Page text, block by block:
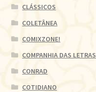
CLÁSSICOS
COLETÂNEA
COMIXZONE!
COMPANHIA DAS LETRAS
CONRAD
COTIDIANO